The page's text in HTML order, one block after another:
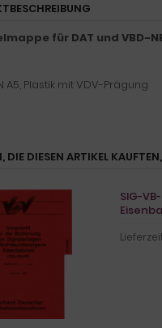
für DAT und VBD-
A5, Plastik mit VDV-Prägung
DIE DIESEN ARTIKEL
SIG-